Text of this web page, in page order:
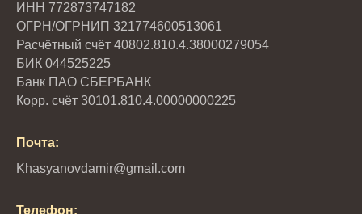
ИНН 772873747182
ОГРН/ОГРНИП 321774600513061
Расчётный счёт 40802.810.4.38000279054
БИК 044525225
Банк ПАО СБЕРБАНК
Корр. счёт 30101.810.4.00000000225
Почта:
Khasyanovdamir@gmail.com
Телефон: